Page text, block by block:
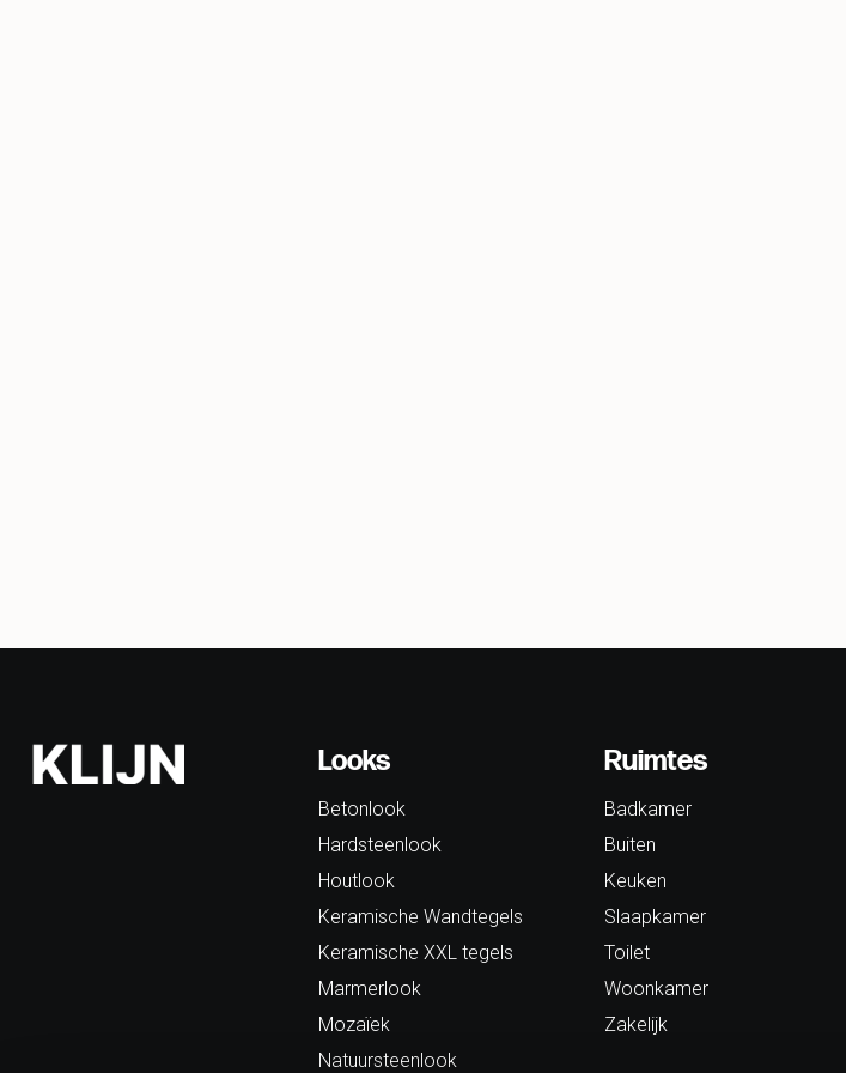
Looks
Betonlook
Hardsteenlook
Houtlook
Keramische Wandtegels
Keramische XXL tegels
Marmerlook
Mozaïek
Natuursteenlook
Ruimtes
Badkamer
Buiten
Keuken
Slaapkamer
Toilet
Woonkamer
Zakelijk